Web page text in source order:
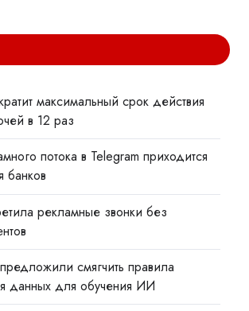
максимальный срок действия
в 12 раз
потока в Telegram приходится
банков
рекламные звонки без
смягчить правила
данных для обучения ИИ